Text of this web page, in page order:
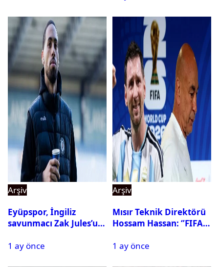
Arşiv
Eyüpspor, İngiliz
savunmacı Zak Jules’u
1 ay önce
Arşiv
Mısır Teknik Direktörü
Hossam Hassan: ‘’FIFA,
istemiyor’’
1 ay önce